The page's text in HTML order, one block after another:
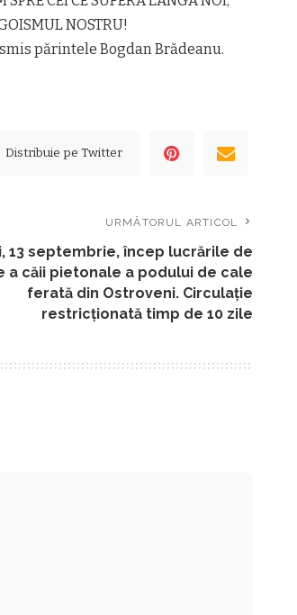
NOSTRU!
părintele Bogdan Brădeanu.
Distribuie pe Twitter
URMĂTORUL ARTICOL
13 septembrie, încep lucrările de
a căii pietonale a podului de cale
ferată din Ostroveni. Circulație
restricționată timp de 10 zile